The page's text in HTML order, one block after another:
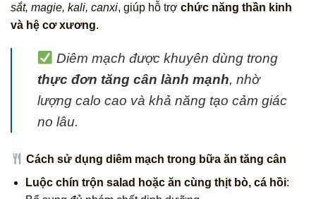
sắt, magie, kali, canxi, giúp hỗ trợ chức năng thần kinh
và hệ cơ xương.
Diêm mạch được khuyên dùng trong
thực đơn tăng cân lành mạnh, nhờ
lượng calo cao và khả năng tạo cảm giác
no lâu.
Cách sử dụng diêm mạch trong bữa ăn tăng cân
Luộc chín trộn salad hoặc ăn cùng thịt bò, cá hồi: